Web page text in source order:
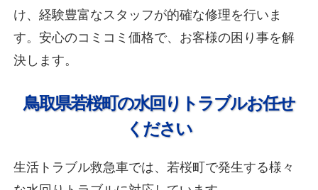
け、経験豊富なスタッフが的確な修理を行いま
す。安心のコミコミ価格で、お客様の困り事を解
決します。
鳥取県若桜町の水回りトラブルお任せ
ください
生活トラブル救急車では、若桜町で発生する様々